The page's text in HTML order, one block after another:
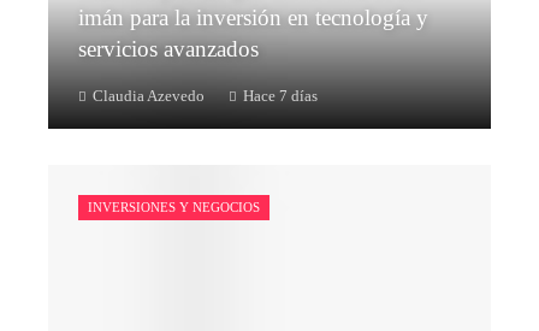
imán para la inversión en tecnología y
servicios avanzados
Claudia Azevedo Hace 7 días
INVERSIONES Y NEGOCIOS